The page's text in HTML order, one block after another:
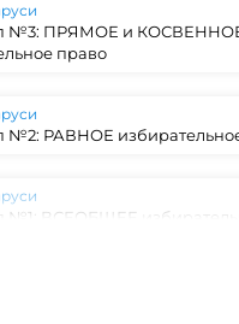
№3: ПРЯМОЕ и
право
№2: РАВНОЕ
№1: ВСЕОБЩЕЕ